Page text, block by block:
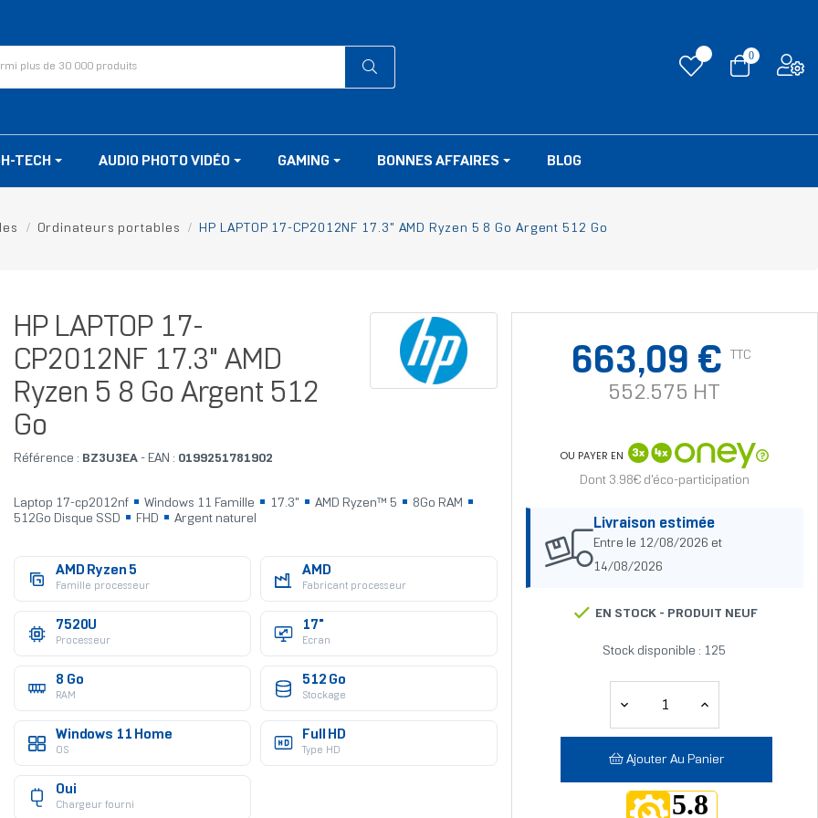
0
TECH AUDIO PHOTO VIDÉO GAMING BONNES AFFAIRES BLOG
Ordinateurs portables HP LAPTOP 17-CP2012NF 17.3" AMD Ryzen 5 8 Go Argent 512 Go
HP LAPTOP 17-
CP2012NF 17.3" AMD
Ryzen 5 8 Go Argent 512
Go
Référence : BZ3U3EA- EAN : 0199251781902
Laptop 17-cp2012nf Windows 11 Famille 17.3" AMD Ryzen™ 5
8Go RAM
512Go Disque SSD
FHD Argent naturel
AMD Ryzen 5
Famille processeur
AMD
Fabricant processeur
7520U
Processeur
17"
Ecran
8 Go
RAM
512 Go
Stockage
Windows 11 Home
OS
Full HD
Type HD
Oui
Chargeur fourni
663,09 € TTC
552.575 HT
OU PAYER EN
Dont 3.98€ d'éco-participation
Livraison estimée
Entre le 12/08/2026 et
14/08/2026
EN STOCK - PRODUIT NEUF
Stock disponible : 125
Ajouter Au Panier
5.8